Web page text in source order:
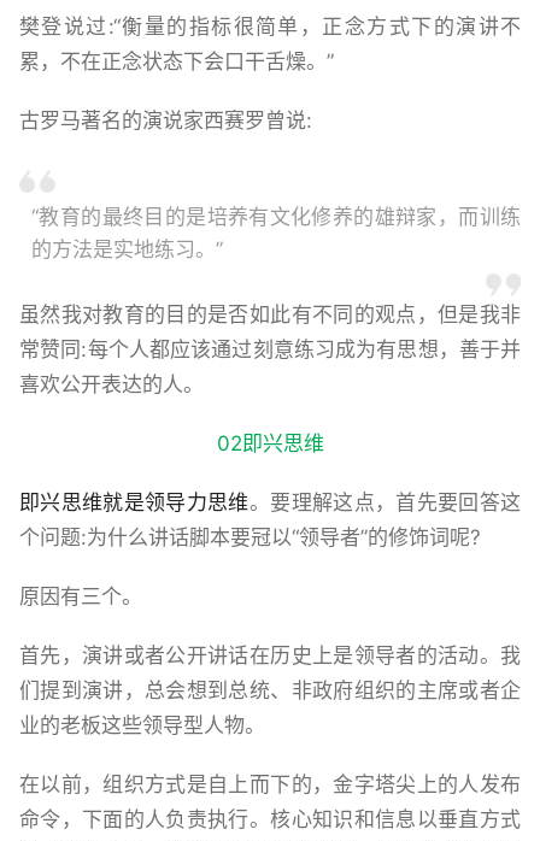
樊登说过:“衡量的指标很简单，正念方式下的演讲不
累，不在正念状态下会口干舌燥。”
古罗马著名的演说家西赛罗曾说:
“教育的最终目的是培养有文化修养的雄辩家，而训练
的方法是实地练习。”
虽然我对教育的目的是否如此有不同的观点，但是我非
常赞同:每个人都应该通过刻意练习成为有思想，善于并
喜欢公开表达的人。
02即兴思维
即兴思维就是领导力思维。要理解这点，首先要回答这
个问题:为什么讲话脚本要冠以“领导者”的修饰词呢?
原因有三个。
首先，演讲或者公开讲话在历史上是领导者的活动。我
们提到演讲，总会想到总统、非政府组织的主席或者企
业的老板这些领导型人物。
在以前，组织方式是自上而下的，金字塔尖上的人发布
命令，下面的人负责执行。核心知识和信息以垂直方式